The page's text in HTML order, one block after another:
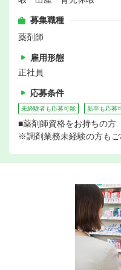
募集職種
薬剤師
雇用形態
正社員
応募条件
未経験者も応募可能 新卒も応募
■薬剤師資格をお持ちの方
※調剤業務未経験の方もご